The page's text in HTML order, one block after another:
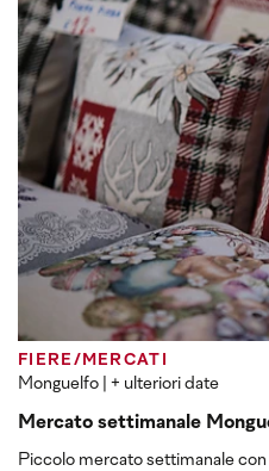
FIERE/MERCATI
Monguelfo | + ulteriori date
Mercato settimanale
Piccolo mercato settimanale con